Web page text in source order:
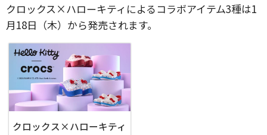
クロックス×ハローキティによるコラボアイテム3種は1
月18日（木）から発売されます。
クロックス×ハローキティ